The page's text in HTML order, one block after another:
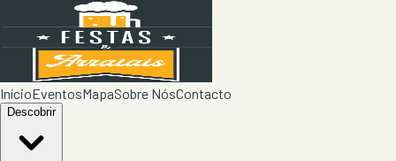
InícioEventosMapaSobre NósContacto
Descobrir